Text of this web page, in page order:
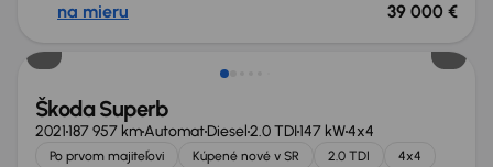
na mieru 39 000 €
Možnosť odpočtu DPH
Škoda Superb
2021187 957 kmAutomatDiesel2.0 TDI147 kW4x4
Po prvom majiteľovi Kúpené nové v SR 2.0 TDI
4x4